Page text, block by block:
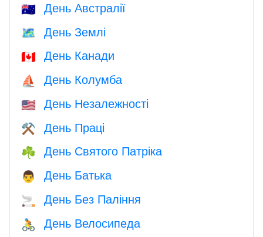
🇦🇺 День Австралії
🗺️ День Землі
🇨🇦 День Канади
⛵️ День Колумба
🇺🇸 День Незалежності
⚒️ День Праці
☘️ День Святого Патріка
👨 День Батька
🚬 День Без Паління
🚴 День Велосипеда